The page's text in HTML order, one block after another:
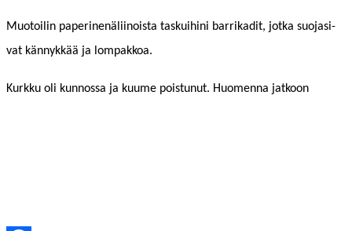
Muo­toilin paper­i­nenäli­inoista taskui­hi­ni bar­rika­dit, jot­ka suo­ja­si­
vat kän­nykkää ja lompakkoa.
Kurkku oli kun­nos­sa ja kuume pois­tunut. Huomen­na jatkoon